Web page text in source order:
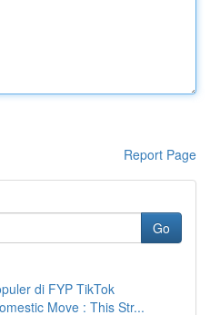
Report Page
Go
di FYP TikTok
Move : This Str...